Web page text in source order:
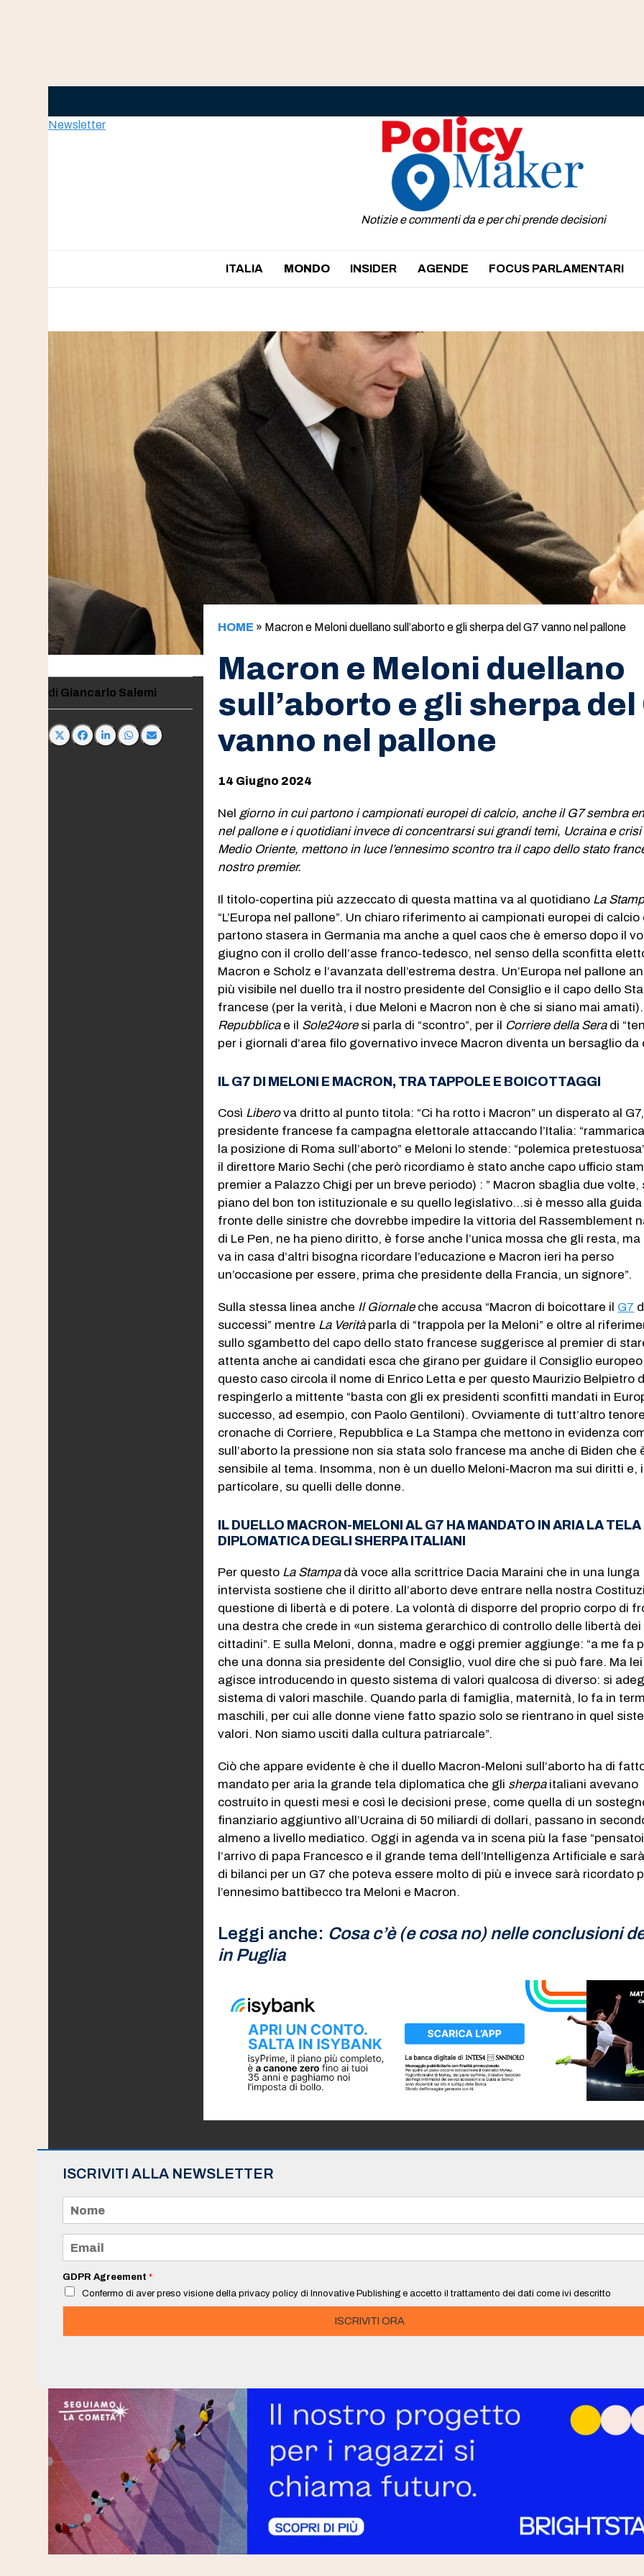
Newsletter
Notizie e commenti da e per chi prende decisioni
ITALIA MONDO INSIDER AGENDE FOCUS PARLAMENTARI
Giancarlo Salemi
HOME » Macron e Meloni duellano sull’aborto e gli sherpa del G7 vanno nel pallone
Macron e Meloni duellano
sull’aborto e gli sherpa del
vanno nel pallone
14 Giugno 2024
Nel giorno in cui partono i campionati europei di calcio, anche il G7 sembra
nel pallone e i quotidiani invece di concentrarsi sui grandi temi, Ucraina e crisi
Medio Oriente, mettono in luce l’ennesimo scontro tra il capo dello stato
nostro premier.
Il titolo-copertina più azzeccato di questa mattina va al quotidiano La
“L’Europa nel pallone”. Un chiaro riferimento ai campionati europei di calcio
partono stasera in Germania ma anche a quel caos che è emerso dopo il
giugno con il crollo dell’asse franco-tedesco, nel senso della sconfitta
Macron e Scholz e l’avanzata dell’estrema destra. Un’Europa nel pallone
più visibile nel duello tra il nostro presidente del Consiglio e il capo dello
francese (per la verità, i due Meloni e Macron non è che si siano mai
Repubblicae il Sole24oresi parla di “scontro”, per il Corriere della Seradi
per i giornali d’area filo governativo invece Macron diventa un bersaglio da
IL G7 DI MELONI E MACRON, TRA TAPPOLE E BOICOTTAGGI
Così Liberova dritto al punto titola: “Ci ha rotto i Macron” un disperato al
presidente francese fa campagna elettorale attaccando l’Italia:
la posizione di Roma sull’aborto” e Meloni lo stende: “polemica
il direttore Mario Sechi (che però ricordiamo è stato anche capo ufficio
premier a Palazzo Chigi per un breve periodo) : ” Macron sbaglia due volte,
piano del bon ton istituzionale e su quello legislativo…si è messo alla guida
fronte delle sinistre che dovrebbe impedire la vittoria del Rassemblement
di Le Pen, ne ha pieno diritto, è forse anche l’unica mossa che gli resta,
va in casa d’altri bisogna ricordare l’educazione e Macron ieri ha perso
un’occasione per essere, prima che presidente della Francia, un signore”.
Sulla stessa linea anche Il Giornaleche accusa “Macron di boicottare il G7
successi” mentre La Veritàparla di “trappola per la Meloni” e oltre al
sullo sgambetto del capo dello stato francese suggerisce al premier di
attenta anche ai candidati esca che girano per guidare il Consiglio
questo caso circola il nome di Enrico Letta e per questo Maurizio Belpietro
respingerlo a mittente “basta con gli ex presidenti sconfitti mandati in
successo, ad esempio, con Paolo Gentiloni). Ovviamente di tutt’altro
cronache di Corriere, Repubblica e La Stampa che mettono in evidenza
sull’aborto la pressione non sia stata solo francese ma anche di Biden che
sensibile al tema. Insomma, non è un duello Meloni-Macron ma sui diritti e,
particolare, su quelli delle donne.
IL DUELLO MACRON-MELONI AL G7 HA MANDATO IN ARIA LA TELA
DIPLOMATICA DEGLI SHERPA ITALIANI
Per questo La Stampadà voce alla scrittrice Dacia Maraini che in una lunga
intervista sostiene che il diritto all’aborto deve entrare nella nostra
questione di libertà e di potere. La volontà di disporre del proprio corpo di
una destra che crede in «un sistema gerarchico di controllo delle libertà dei
cittadini”. E sulla Meloni, donna, madre e oggi premier aggiunge: “a me fa
che una donna sia presidente del Consiglio, vuol dire che si può fare. Ma
agisce introducendo in questo sistema di valori qualcosa di diverso: si
sistema di valori maschile. Quando parla di famiglia, maternità, lo fa in
maschili, per cui alle donne viene fatto spazio solo se rientrano in quel
valori. Non siamo usciti dalla cultura patriarcale”.
Ciò che appare evidente è che il duello Macron-Meloni sull’aborto ha di
mandato per aria la grande tela diplomatica che gli sherpaitaliani avevano
costruito in questi mesi e così le decisioni prese, come quella di un
finanziario aggiuntivo all’Ucraina di 50 miliardi di dollari, passano in
almeno a livello mediatico. Oggi in agenda va in scena più la fase
l’arrivo di papa Francesco e il grande tema dell’Intelligenza Artificiale e
di bilanci per un G7 che poteva essere molto di più e invece sarà ricordato
l’ennesimo battibecco tra Meloni e Macron.
Leggi anche: Cosa c’è (e cosa no) nelle conclusioni
in Puglia
ISCRIVITI ALLA NEWSLETTER
m
e
a
i
*
GDPR Agreement *
Confermo di aver preso visione della privacy policy di Innovative Publishing e accetto il trattamento dei dati come ivi descritto
ISCRIVITI ORA